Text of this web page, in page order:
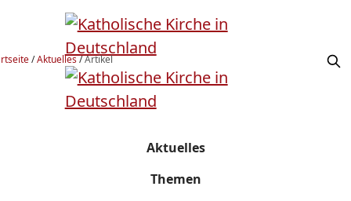
/Aktuelles/Artikel
Aktuelles
Themen